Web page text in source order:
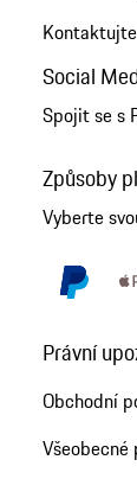
Social
Spojit se s
Způsoby
Vyberte
Právní
Obchodní